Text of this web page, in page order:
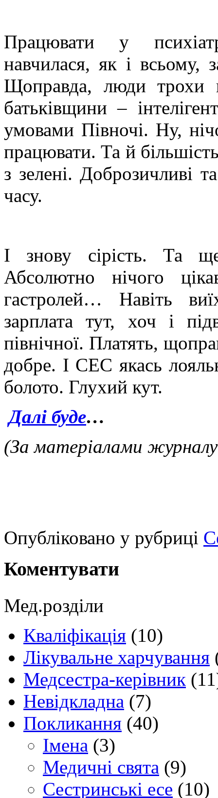
Працювати у
навчилася, як і всьому,
Щоправда, люди трохи
батьківщини –
умовами Півночі. Ну,
працювати. Та й
з зелені. Доброзичливі
часу.
І знову сірість. Та
Абсолютно нічого
гастролей… Навіть
зарплата тут, хоч і
північної. Платять,
добре. І СЕС якась
болото. Глухий кут.
Далі буде…
(За матеріалами
Опубліковано у рубриці
Коментувати
Мед.розділи
Кваліфікація (10)
Лікувальне харчування
Медсестра-керівник
Невідкладна (7)
Покликання (40)
Імена (3)
Медичні свята (9)
Сестринські есе (10)